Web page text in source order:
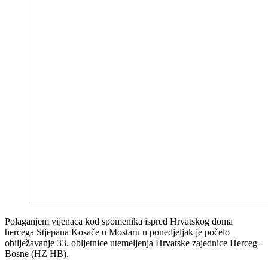
Polaganjem vijenaca kod spomenika ispred Hrvatskog doma
hercega Stjepana Kosače u Mostaru u ponedjeljak je počelo
obilježavanje 33. obljetnice utemeljenja Hrvatske zajednice Herceg-
Bosne (HZ HB).